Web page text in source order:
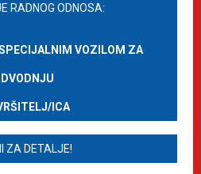
RADNOG ODNOSA:
VOZILOM ZA
ICA
ZA DETALJE!